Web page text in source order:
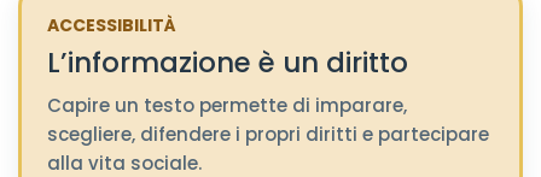
ACCESSIBILITÀ
L’informazione è un diritto
Capire un testo permette di imparare,
scegliere, difendere i propri diritti e partecipare
alla vita sociale.